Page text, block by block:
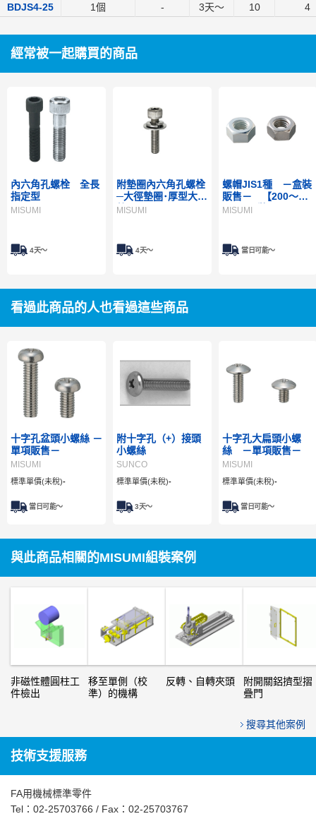
BDJS4-25 1個 - 3天～ 10 4
經常被一起購買的商品
內六角孔螺栓 全長
指定型
MISUMI
4天～
附墊圈內六角孔螺栓
─大徑墊圈･厚型大徑
墊圈─
MISUMI
4天～
螺帽JIS1種 －盒裝
販售－ 【200～
1,000入裝】
MISUMI
當日可能〜
看過此商品的人也看過這些商品
十字孔盆頭小螺絲 －
單項販售－
MISUMI
標準單價(未稅)-
當日可能～
附十字孔（+）接頭
小螺絲
SUNCO
標準單價(未稅)-
3天～
十字孔大扁頭小螺
絲 －單項販售－
MISUMI
標準單價(未稅)-
當日可能～
與此商品相關的MISUMI組裝案例
非磁性體圓柱工
件檢出
移至單側（校
準）的機構
反轉、自轉夾頭
附開關鋁擠型摺
疊門
搜尋其他案例
技術支援服務
FA用機械標準零件
Tel： 02-25703766 / Fax：02-25703767